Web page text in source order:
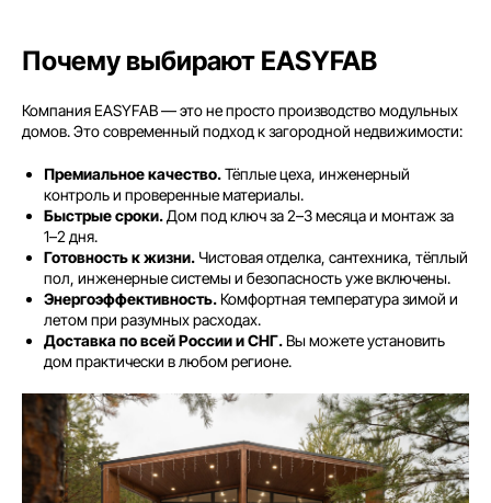
Почему выбирают EASYFAB
Компания EASYFAB — это не просто производство модульных
домов. Это современный подход к загородной недвижимости:
Премиальное качество.Тёплые цеха, инженерный
контроль и проверенные материалы.
Быстрые сроки.Дом под ключ за 2–3 месяца и монтаж за
1–2 дня.
Готовность к жизни. Чистовая отделка, сантехника, тёплый
пол, инженерные системы и безопасность уже включены.
Энергоэффективность.Комфортная температура зимой и
летом при разумных расходах.
Доставка по всей России и СНГ.Вы можете установить
дом практически в любом регионе.